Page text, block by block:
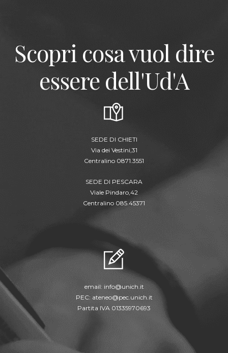
Scopri cosa vuol dire
essere dell'Ud'A
SEDE DI CHIETI
Via dei Vestini,31
Centralino 0871.3551
SEDE DI PESCARA
Viale Pindaro,42
Centralino 085.45371
email: info@unich.it
PEC: ateneo@pec.unich.it
Partita IVA 01335970693